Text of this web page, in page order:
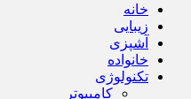
خانه
زیبایی
آشپزی
خانواده
تکنولوژی
کامپیوتر